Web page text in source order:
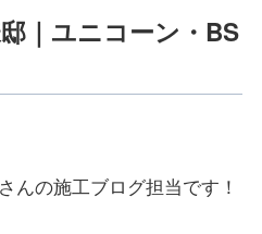
｜ユニコーン・BS
んの施工ブログ担当です！